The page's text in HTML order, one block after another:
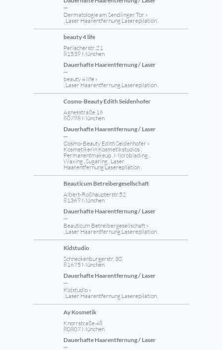
...
Dermatologie am Sendlinger Tor »
, Laser Haarentfernung Laserepilation ,
beauty 4 life
Perlacherstr. 21
81539 München
Dauerhafte Haarentfernung / Laser
...
beauty 4 life »
, Laser Haarentfernung Laserepilation ,
Cosmo-Beauty Edith Seidenhofer
Agnesstraße 16
80798 München
Dauerhafte Haarentfernung / Laser
...
Cosmo-Beauty Edith Seidenhofer »
Kosmetikerin Kosmetikstudios ,
Permanentmakeup , Microblading ,
Waxing , Sugaring , Laser
Haarentfernung Laserepilation ,
Beauticum Betreibergesellschaft
Albert-Roßhaupterstr.52
81369 München
Dauerhafte Haarentfernung / Laser
...
Beauticum Betreibergesellschaft »
, Laser Haarentfernung Laserepilation ,
Kidstudio
Schneckenburgerstr. 30
81675 München
Dauerhafte Haarentfernung / Laser
...
Kidstudio »
, Laser Haarentfernung Laserepilation ,
Ay Kosmetik
Knorrstraße 48
80807 München
Dauerhafte Haarentfernung / Laser
...